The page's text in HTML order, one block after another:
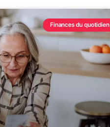
Finances du quotidien